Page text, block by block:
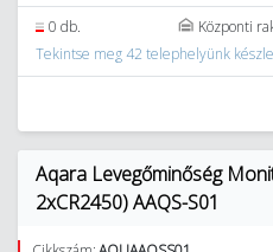
0 db.
Központi
Tekintse meg 42 telephelyünk
Aqara Levegőminőség
2xCR2450) AAQS-S01